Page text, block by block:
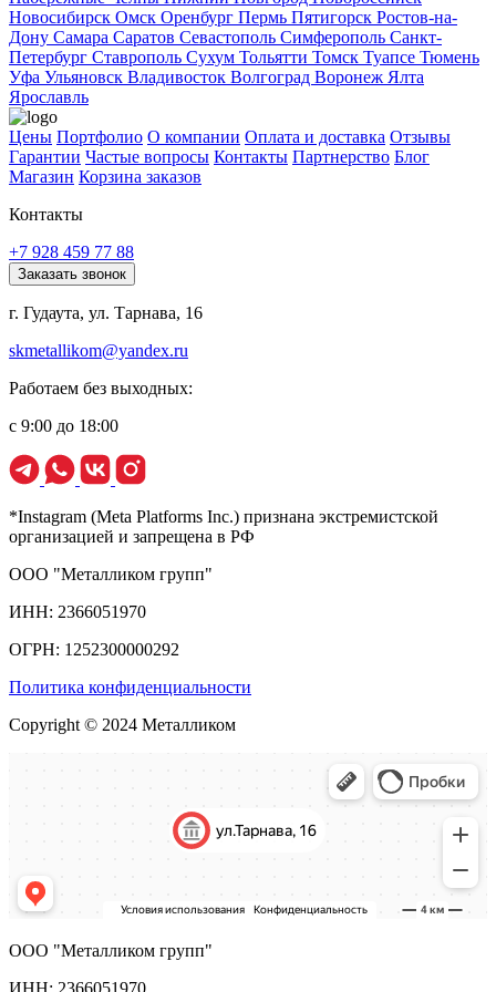
Новосибирск Омск Оренбург Пермь Пятигорск Ростов-на-
Дону Самара Саратов Севастополь Симферополь Санкт-
Петербург Ставрополь Сухум Тольятти Томск Туапсе Тюмень
Уфа Ульяновск Владивосток Волгоград Воронеж Ялта
Ярославль
Цены Портфолио О компании Оплата и доставка Отзывы
Гарантии Частые вопросы Контакты Партнерство Блог
Магазин Корзина заказов
Контакты
+7 928 459 77 88
Заказать звонок
г. Гудаута, ул. Тарнава, 16
skmetallikom@yandex.ru
Работаем без выходных:
с 9:00 до 18:00
*Instagram (Meta Platforms Inc.) признана экстремистской
организацией и запрещена в РФ
ООО "Металликом групп"
ИНН: 2366051970
ОГРН: 1252300000292
Политика конфиденциальности
Copyright © 2024 Металликом
ООО "Металликом групп"
ИНН: 2366051970